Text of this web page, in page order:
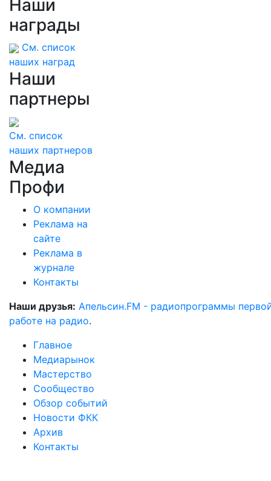
Наши
награды
См. список
наших наград
Наши
партнеры
См. список
наших партнеров
Медиа
Профи
О компании
Реклама на
сайте
Реклама в
журнале
Контакты
Наши друзья: Апельсин.FM - радиопрограммы
работе на радио.
Главное
Медиарынок
Мастерство
Сообщество
Обзор событий
Новости ФКК
Архив
Контакты